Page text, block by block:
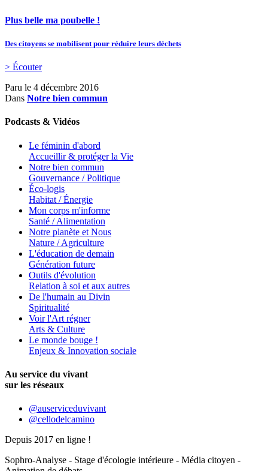
Plus belle ma poubelle !
Des citoyens se mobilisent pour réduire leurs déchets
> Écouter
Paru le 4 décembre 2016
Dans Notre bien commun
Podcasts & Vidéos
Le féminin d'abord
Accueillir & protéger la Vie
Notre bien commun
Gouvernance / Politique
Éco-logis
Habitat / Énergie
Mon corps m'informe
Santé / Alimentation
Notre planète et Nous
Nature / Agriculture
L'éducation de demain
Génération future
Outils d'évolution
Relation à soi et aux autres
De l'humain au Divin
Spiritualité
Voir l'Art régner
Arts & Culture
Le monde bouge !
Enjeux & Innovation sociale
Au service du vivant
sur les réseaux
@auserviceduvivant
@cellodelcamino
Depuis 2017 en ligne !
Sophro-Analyse - Stage d'écologie intérieure - Média citoyen -